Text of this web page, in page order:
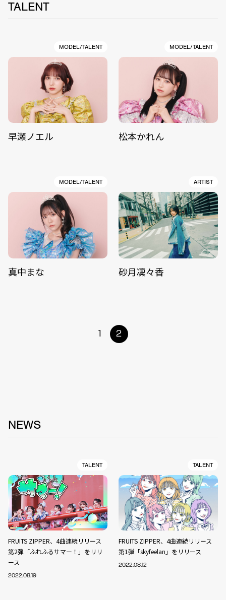
TALENT
MODEL/TALENT
早瀬ノエル
MODEL/TALENT
松本かれん
MODEL/TALENT
真中まな
ARTIST
砂月凜々香
1 2
NEWS
TALENT
FRUITS ZIPPER、4曲連続リリース
第2弾「ふれふるサマー！」をリリ
ース
2022.08.19
TALENT
FRUITS ZIPPER、4曲連続リリース
第1弾「skyfeelan」をリリース
2022.08.12